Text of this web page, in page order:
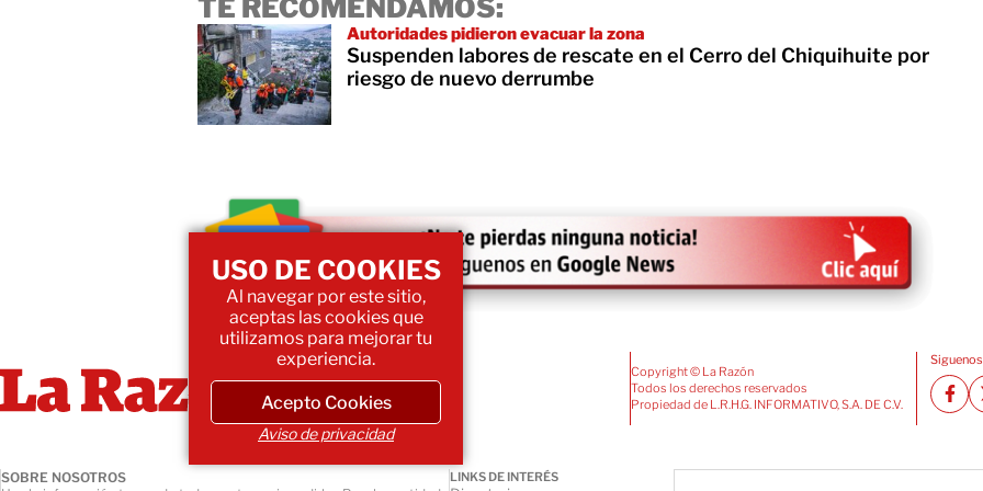
TE RECOMENDAMOS:
Autoridades pidieron evacuar la zona
Suspenden labores de rescate en el Cerro del Chiquihuite por
riesgo de nuevo derrumbe
Copyright © La Razón
Todos los derechos reservados
Propiedad de L.R.H.G. INFORMATIVO, S.A. DE C.V.
SOBRE NOSOTROS
LINKS DE INTERÉS
USO DE COOKIES
Al navegar por este sitio,
aceptas las cookies que
utilizamos para mejorar tu
experiencia.
Acepto Cookies
Aviso de privacidad